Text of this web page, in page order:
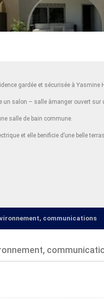
gardée et sécurisée à
salon – salle àmanger ouvert sur
salle de bain commune.
et elle benificie d’une belle
communications